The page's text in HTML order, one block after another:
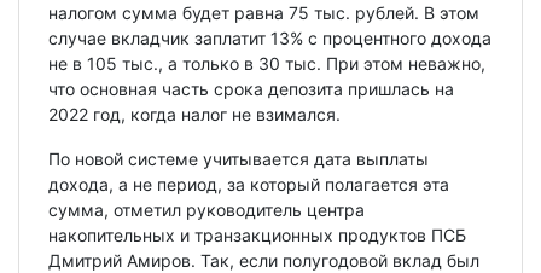
налогом сумма будет равна 75 тыс. рублей. В этом
случае вкладчик заплатит 13% с процентного дохода
не в 105 тыс., а только в 30 тыс. При этом неважно,
что основная часть срока депозита пришлась на
2022 год, когда налог не взимался.
По новой системе учитывается дата выплаты
дохода, а не период, за который полагается эта
сумма, отметил руководитель центра
накопительных и транзакционных продуктов ПСБ
Дмитрий Амиров. Так, если полугодовой вклад был